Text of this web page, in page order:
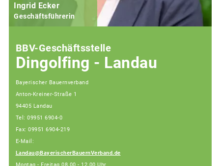
Ingrid Ecker
Geschäftsführerin
BBV-Geschäftsstelle
Dingolfing - Landau
Bayerischer Bauernverband
Anton-Kreiner-Straße 1
94405 Landau
Tel: 09951 6904-0
Fax: 09951 6904-219
E-Mail:
Landau@BayerischerBauernVerband.de